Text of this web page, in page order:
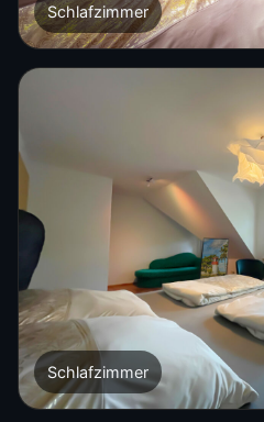
Schlafzimmer
Schlafzimmer